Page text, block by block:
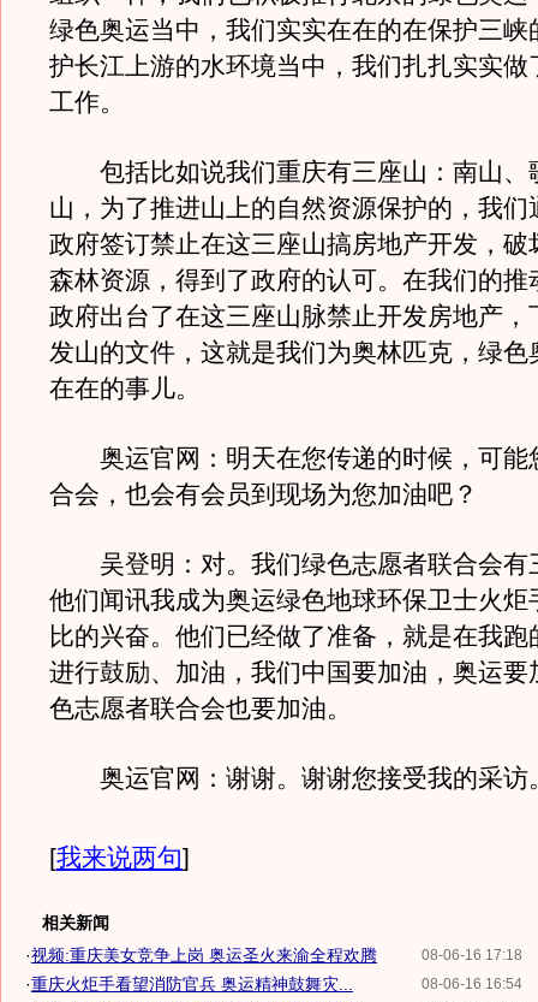
绿色奥运当中，我们实实在在的在保护三峡
护长江上游的水环境当中，我们扎扎实实做
工作。
包括比如说我们重庆有三座山：南山、
山，为了推进山上的自然资源保护的，我们
政府签订禁止在这三座山搞房地产开发，破
森林资源，得到了政府的认可。在我们的推
政府出台了在这三座山脉禁止开发房地产，
发山的文件，这就是我们为奥林匹克，绿色
在在的事儿。
奥运官网：明天在您传递的时候，可能
合会，也会有会员到现场为您加油吧？
吴登明：对。我们绿色志愿者联合会有
他们闻讯我成为奥运绿色地球环保卫士火炬
比的兴奋。他们已经做了准备，就是在我跑
进行鼓励、加油，我们中国要加油，奥运要
色志愿者联合会也要加油。
奥运官网：谢谢。谢谢您接受我的采访
[我来说两句]
相关新闻
08-06-16 17:18
·视频:重庆美女竞争上岗 奥运圣火来渝全程欢腾
08-06-16 16:54
·重庆火炬手看望消防官兵 奥运精神鼓舞灾...